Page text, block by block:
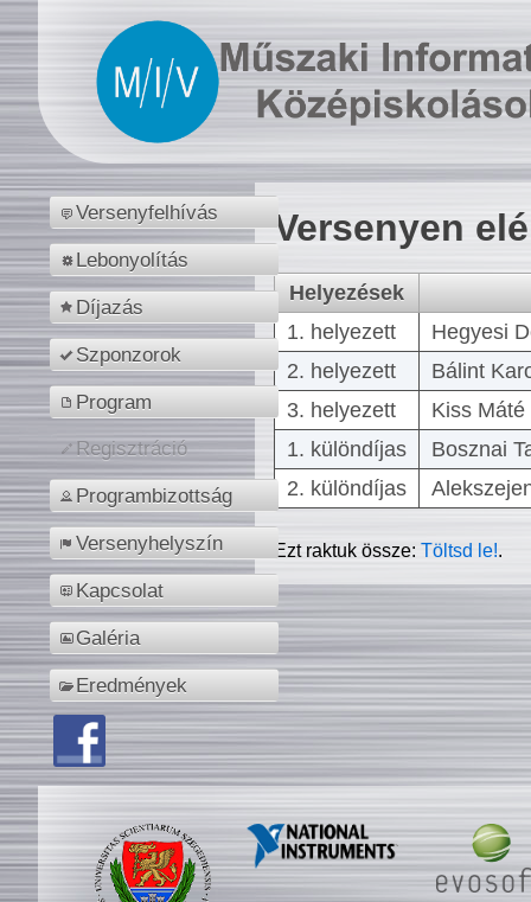
Versenyfelhívás
Lebonyolítás
Díjazás
Szponzorok
Program
Regisztráció
Programbizottság
Versenyhelyszín
Kapcsolat
Galéria
Eredmények
Versenyen
Helyezések
1. helyezett
Hegyesi
2. helyezett
Bálint
3. helyezett
Kiss
1. különdíjas
Bosznai
2. különdíjas
Ezt raktuk össze:Töltsd le!.